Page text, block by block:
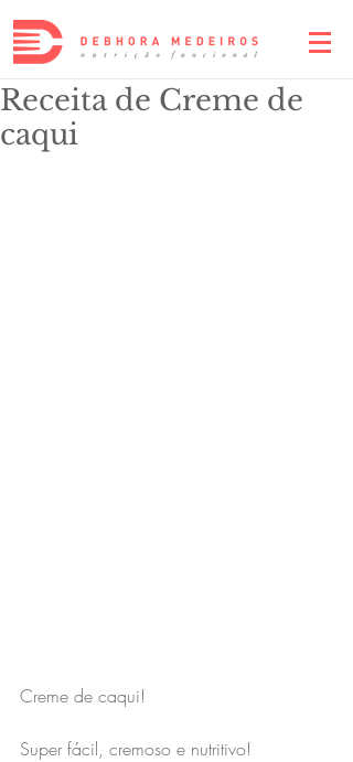
Receita de Creme de
caqui
Creme de caqui!
Super fácil, cremoso e nutritivo!